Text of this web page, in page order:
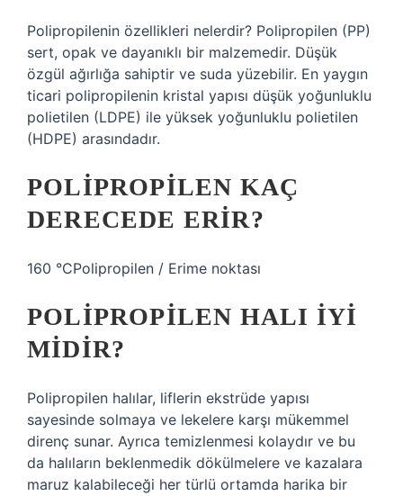
Polipropilenin özellikleri nelerdir? Polipropilen (PP)
sert, opak ve dayanıklı bir malzemedir. Düşük
özgül ağırlığa sahiptir ve suda yüzebilir. En yaygın
ticari polipropilenin kristal yapısı düşük yoğunluklu
polietilen (LDPE) ile yüksek yoğunluklu polietilen
(HDPE) arasındadır.
POLIPROPILEN KAÇ
DERECEDE ERIR?
160 °CPolipropilen / Erime noktası
POLIPROPILEN HALI IYI
MIDIR?
Polipropilen halılar, liflerin ekstrüde yapısı
sayesinde solmaya ve lekelere karşı mükemmel
direnç sunar. Ayrıca temizlenmesi kolaydır ve bu
da halıların beklenmedik dökülmelere ve kazalara
maruz kalabileceği her türlü ortamda harika bir